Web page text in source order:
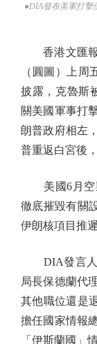
●DIA發布美軍打擊
香港文匯報
（圓圖）上周
披露，克魯斯
關美國軍事打
朗普政府相左
普重返白宮後
美國6月空
徹底摧毀有關
伊朗核項目推
DIA發言人
局長保德蘭代
其他職位還是
擔任國家情報
「伊斯蘭國」